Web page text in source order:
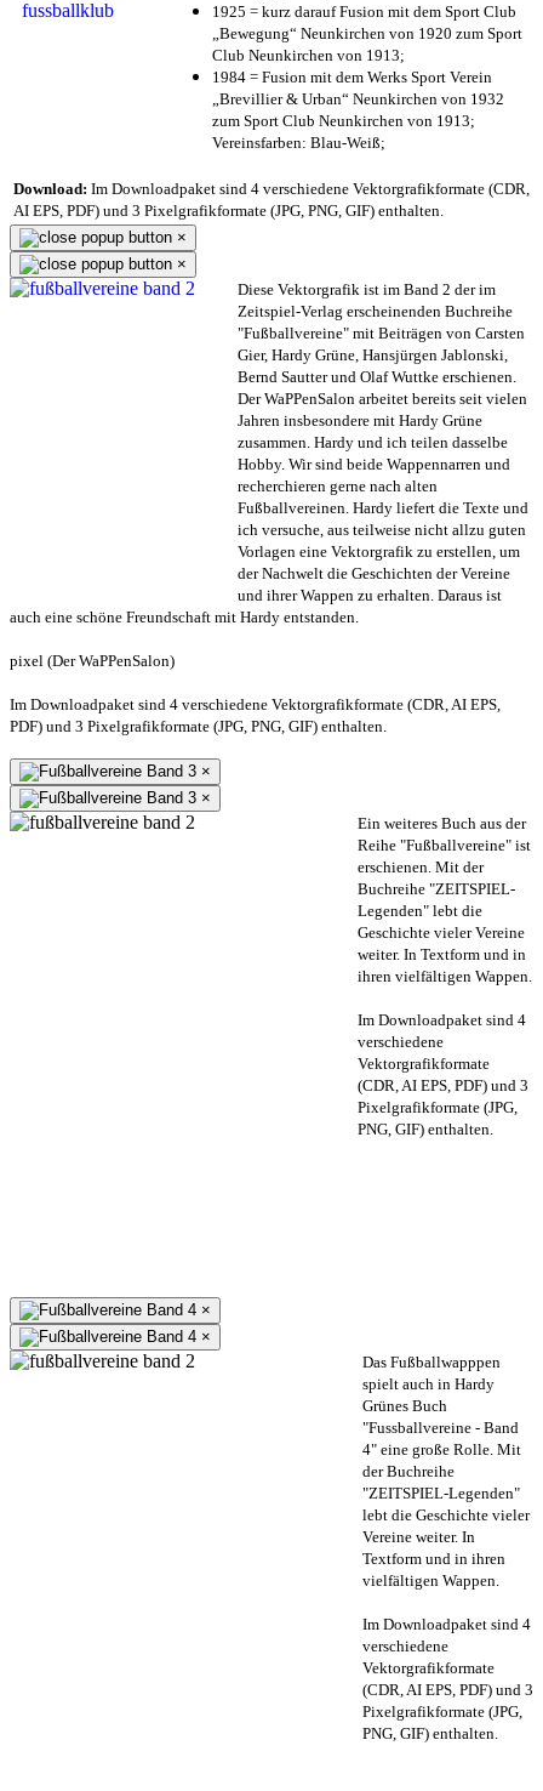
1925 = kurz darauf Fusion mit dem Sport Club
„Bewegung“ Neunkirchen von 1920 zum Sport
Club Neunkirchen von 1913;
1984 = Fusion mit dem Werks Sport Verein
„Brevillier & Urban“ Neunkirchen von 1932
zum Sport Club Neunkirchen von 1913;
Vereinsfarben: Blau-Weiß;
Download: Im Downloadpaket sind 4 verschiedene Vektorgrafikformate (CDR,
AI EPS, PDF) und 3 Pixelgrafikformate (JPG, PNG, GIF) enthalten.
×
×
Diese Vektorgrafik ist im Band 2 der im
Zeitspiel-Verlag erscheinenden Buchreihe
"Fußballvereine" mit Beiträgen von Carsten
Gier, Hardy Grüne, Hansjürgen Jablonski,
Bernd Sautter und Olaf Wuttke erschienen.
Der WaPPenSalon arbeitet bereits seit vielen
Jahren insbesondere mit Hardy Grüne
zusammen. Hardy und ich teilen dasselbe
Hobby. Wir sind beide Wappennarren und
recherchieren gerne nach alten
Fußballvereinen. Hardy liefert die Texte und
ich versuche, aus teilweise nicht allzu guten
Vorlagen eine Vektorgrafik zu erstellen, um
der Nachwelt die Geschichten der Vereine
und ihrer Wappen zu erhalten. Daraus ist
auch eine schöne Freundschaft mit Hardy entstanden.
pixel (Der WaPPenSalon)
Im Downloadpaket sind 4 verschiedene Vektorgrafikformate (CDR, AI EPS,
PDF) und 3 Pixelgrafikformate (JPG, PNG, GIF) enthalten.
×
×
Ein weiteres Buch aus der
Reihe "Fußballvereine" ist
erschienen. Mit der
Buchreihe "ZEITSPIEL-
Legenden" lebt die
Geschichte vieler Vereine
weiter. In Textform und in
ihren vielfältigen Wappen.
Im Downloadpaket sind 4
verschiedene
Vektorgrafikformate
(CDR, AI EPS, PDF) und 3
Pixelgrafikformate (JPG,
PNG, GIF) enthalten.
×
×
Das Fußballwapppen
spielt auch in Hardy
Grünes Buch
"Fussballvereine - Band
4" eine große Rolle. Mit
der Buchreihe
"ZEITSPIEL-Legenden"
lebt die Geschichte vieler
Vereine weiter. In
Textform und in ihren
vielfältigen Wappen.
Im Downloadpaket sind 4
verschiedene
Vektorgrafikformate
(CDR, AI EPS, PDF) und 3
Pixelgrafikformate (JPG,
PNG, GIF) enthalten.